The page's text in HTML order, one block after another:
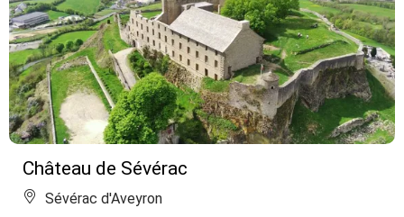
Château de Sévérac
Sévérac d'Aveyron